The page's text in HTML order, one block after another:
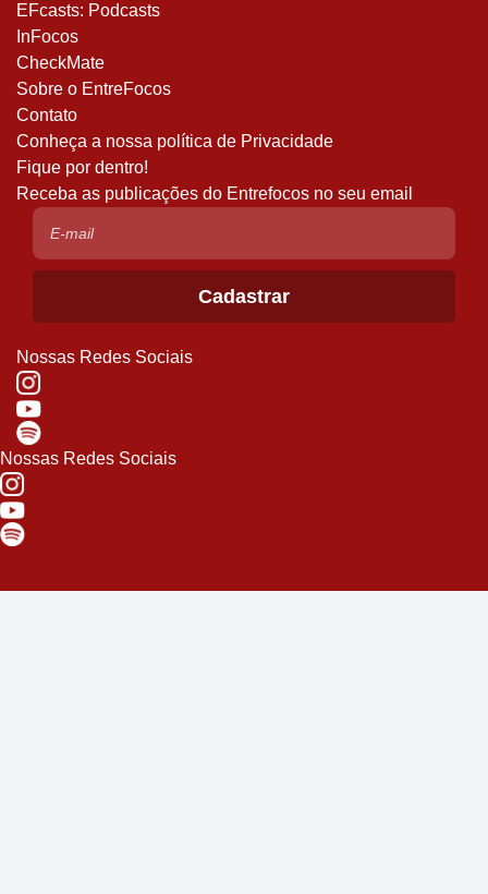
EFcasts: Podcasts
InFocos
CheckMate
Sobre o EntreFocos
Contato
Conheça a nossa política de Privacidade
Fique por dentro!
Receba as publicações do Entrefocos no seu email
Nossas Redes Sociais
Nossas Redes Sociais